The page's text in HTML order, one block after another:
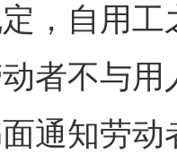
自用工
者不与
通知劳